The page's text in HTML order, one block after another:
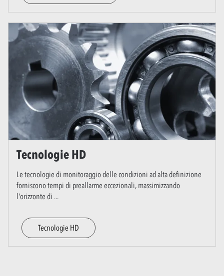
Tecnologie HD
Le tecnologie di monitoraggio delle condizioni ad alta definizione
forniscono tempi di preallarme eccezionali, massimizzando
l'orizzonte di ...
Tecnologie HD